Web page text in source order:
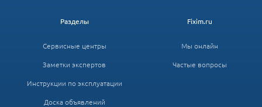
Fixim.ru
Мы онлайн
Частые вопросы
Разделы
Сервисные центры
Заметки экспертов
Инструкции по эксплуатации
Доска объявлений